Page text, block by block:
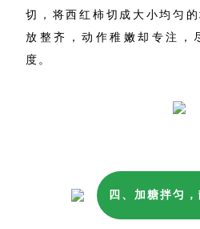
切，将西红柿切成大小均匀
放整齐，动作稚嫩却专注，
度。
四、加糖拌匀